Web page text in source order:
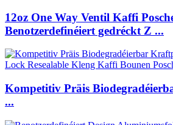
12oz One Way Ventil Kaffi
Benotzerdefinéiert gedréckt Z ...
Kompetitiv Präis
...